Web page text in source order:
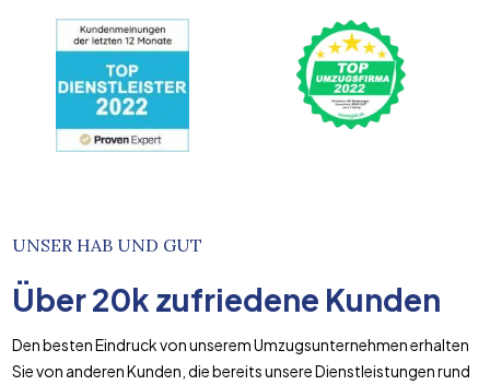
UNSER HAB UND GUT
Über20k zufriedene Kunden
Den besten Eindruck von unserem Umzugsunternehmen erhalten
Sie von anderen Kunden, die bereits unsere Dienstleistungen rund